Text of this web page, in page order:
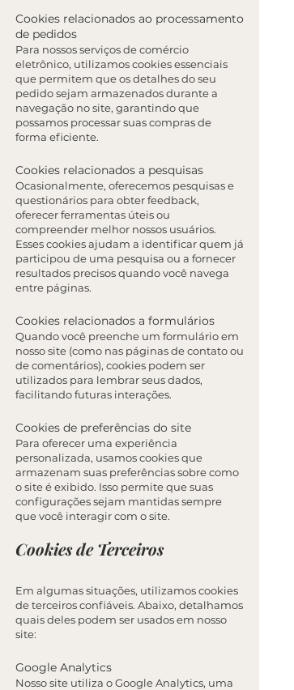
Cookies relacionados ao processamento
de pedidos
Para nossos serviços de comércio
eletrônico, utilizamos cookies essenciais
que permitem que os detalhes do seu
pedido sejam armazenados durante a
navegação no site, garantindo que
possamos processar suas compras de
forma eficiente.
Cookies relacionados a pesquisas
Ocasionalmente, oferecemos pesquisas e
questionários para obter feedback,
oferecer ferramentas úteis ou
compreender melhor nossos usuários.
Esses cookies ajudam a identificar quem já
participou de uma pesquisa ou a fornecer
resultados precisos quando você navega
entre páginas.
Cookies relacionados a formulários
Quando você preenche um formulário em
nosso site (como nas páginas de contato ou
de comentários), cookies podem ser
utilizados para lembrar seus dados,
facilitando futuras interações.
Cookies de preferências do site
Para oferecer uma experiência
personalizada, usamos cookies que
armazenam suas preferências sobre como
o site é exibido. Isso permite que suas
configurações sejam mantidas sempre
que você interagir com o site.
Cookies de Terceiros
Em algumas situações, utilizamos cookies
de terceiros confiáveis. Abaixo, detalhamos
quais deles podem ser usados em nosso
site:
Google Analytics
Nosso site utiliza o Google Analytics, uma